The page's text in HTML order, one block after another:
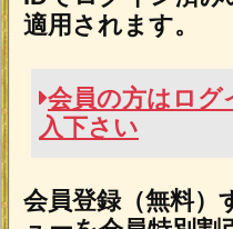
2026年8月3日リリース
魂の本音が聴こえる！【運
札】心の奥底視抜く◆魂唯タ